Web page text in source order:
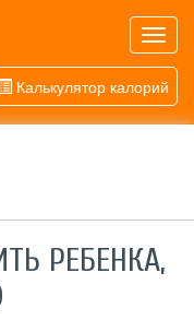
Калькулятор калорий
РЕБЕНКА,